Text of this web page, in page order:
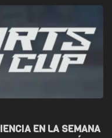
EN LA SEMANA